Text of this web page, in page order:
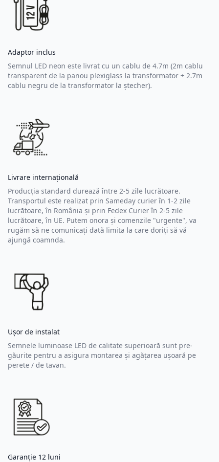
Adaptor inclus
Semnul LED neon este livrat cu un cablu de 4.7m (2m cablu
transparent de la panou plexiglass la transformator + 2.7m
cablu negru de la transformator la ștecher).
Livrare internațională
Producția standard durează între 2-5 zile lucrătoare.
Transportul este realizat prin Sameday curier în 1-2 zile
lucrătoare, în România și prin Fedex Curier în 2-5 zile
lucrătoare, în UE. Putem onora și comenzile "urgente", va
rugăm să ne comunicați dată limita la care doriți să vă
ajungă coamnda.
Ușor de instalat
Semnele luminoase LED de calitate superioară sunt pre-
găurite pentru a asigura montarea și agățarea ușoară pe
perete / de tavan.
Garanție 12 luni